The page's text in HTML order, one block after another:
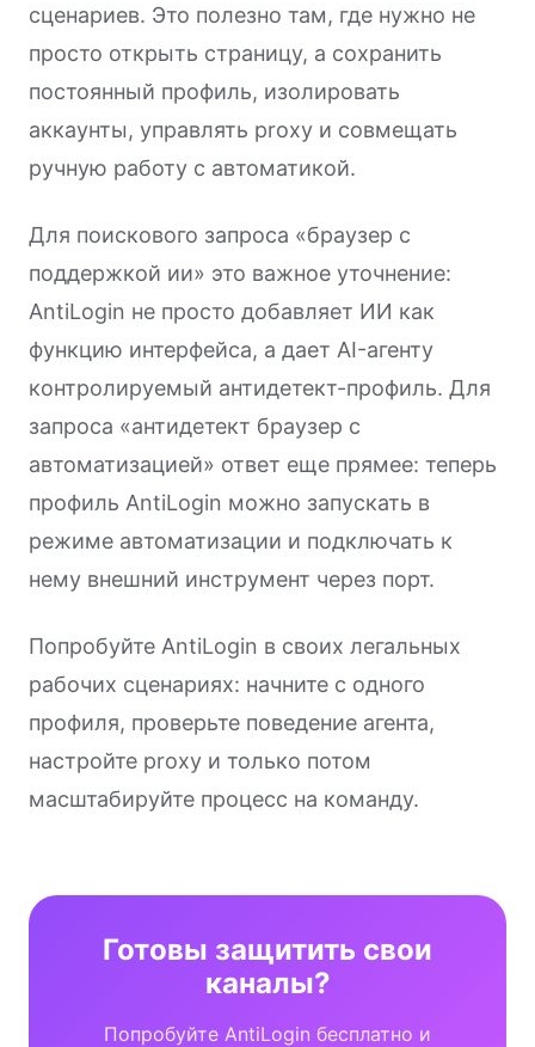
сценариев. Это полезно там, где нужно не
просто открыть страницу, а сохранить
постоянный профиль, изолировать
аккаунты, управлять proxy и совмещать
ручную работу с автоматикой.
Для поискового запроса «браузер с
поддержкой ии» это важное уточнение:
AntiLogin не просто добавляет ИИ как
функцию интерфейса, а дает AI-агенту
контролируемый антидетект-профиль. Для
запроса «антидетект браузер с
автоматизацией» ответ еще прямее: теперь
профиль AntiLogin можно запускать в
режиме автоматизации и подключать к
нему внешний инструмент через порт.
Попробуйте AntiLogin в своих легальных
рабочих сценариях: начните с одного
профиля, проверьте поведение агента,
настройте proxy и только потом
масштабируйте процесс на команду.
Готовы защитить свои
каналы?
Попробуйте AntiLogin бесплатно и